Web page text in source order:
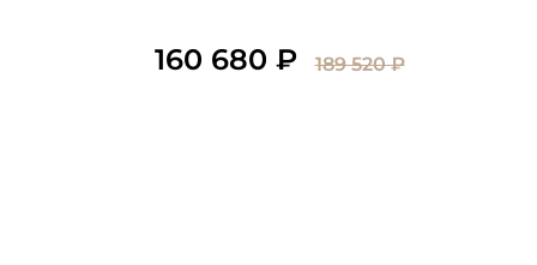
160 680 ₽ 189 520 ₽